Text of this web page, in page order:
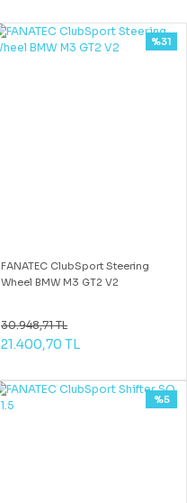
FANATEC ClubSport Steering
Wheel BMW M3 GT2 V2
%31
30.948,71 TL
21.400,70 TL
%5